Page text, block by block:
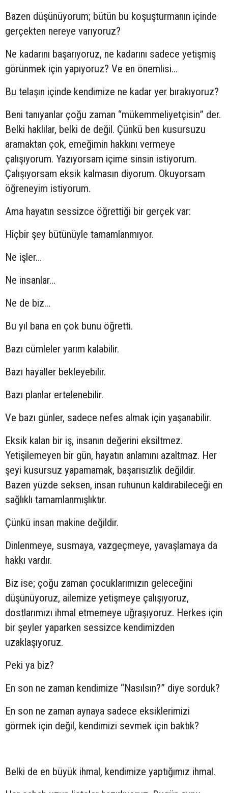
Bazen düşünüyorum; bütün bu koşuşturmanın içinde
gerçekten nereye varıyoruz?
Ne kadarını başarıyoruz, ne kadarını sadece yetişmiş
görünmek için yapıyoruz? Ve en önemlisi…
Bu telaşın içinde kendimize ne kadar yer bırakıyoruz?
Beni tanıyanlar çoğu zaman “mükemmeliyetçisin” der.
Belki haklılar, belki de değil. Çünkü ben kusursuzu
aramaktan çok, emeğimin hakkını vermeye
çalışıyorum. Yazıyorsam içime sinsin istiyorum.
Çalışıyorsam eksik kalmasın diyorum. Okuyorsam
öğreneyim istiyorum.
Ama hayatın sessizce öğrettiği bir gerçek var:
Hiçbir şey bütünüyle tamamlanmıyor.
Ne işler…
Ne insanlar…
Ne de biz…
Bu yıl bana en çok bunu öğretti.
Bazı cümleler yarım kalabilir.
Bazı hayaller bekleyebilir.
Bazı planlar ertelenebilir.
Ve bazı günler, sadece nefes almak için yaşanabilir.
Eksik kalan bir iş, insanın değerini eksiltmez.
Yetişilemeyen bir gün, hayatın anlamını azaltmaz. Her
şeyi kusursuz yapamamak, başarısızlık değildir.
Bazen yüzde seksen, insan ruhunun kaldırabileceği en
sağlıklı tamamlanmışlıktır.
Çünkü insan makine değildir.
Dinlenmeye, susmaya, vazgeçmeye, yavaşlamaya da
hakkı vardır.
Biz ise; çoğu zaman çocuklarımızın geleceğini
düşünüyoruz, ailemize yetişmeye çalışıyoruz,
dostlarımızı ihmal etmemeye uğraşıyoruz. Herkes için
bir şeyler yaparken sessizce kendimizden
uzaklaşıyoruz.
Peki ya biz?
En son ne zaman kendimize “Nasılsın?” diye sorduk?
En son ne zaman aynaya sadece eksiklerimizi
görmek için değil, kendimizi sevmek için baktık?
Belki de en büyük ihmal, kendimize yaptığımız ihmal.